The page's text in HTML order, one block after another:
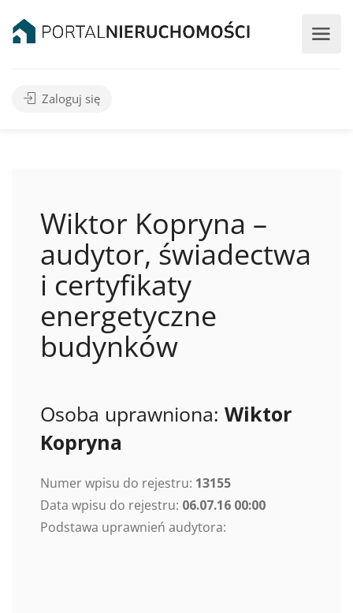
Zaloguj się
Wiktor Kopryna –
audytor, świadectwa
i certyfikaty
energetyczne
budynków
Osoba uprawniona: Wiktor
Kopryna
Numer wpisu do rejestru: 13155
Data wpisu do rejestru: 06.07.16 00:00
Podstawa uprawnień audytora: